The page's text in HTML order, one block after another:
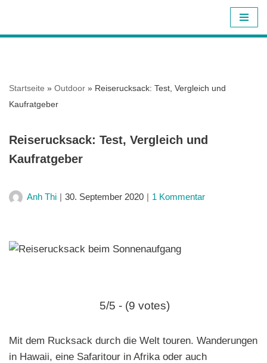
Z
l
t
p
n
Startseite » Outdoor » Reiserucksack: Test, Vergleich und
Kaufratgeber
Reiserucksack: Test, Vergleich und
Kaufratgeber
Anh Thi 30. September 2020 1 Kommentar
5/5 - (9 votes)
Mit dem Rucksack durch die Welt touren. Wanderungen
in Hawaii, eine Safaritour in Afrika oder auch